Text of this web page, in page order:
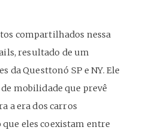
compartilhados nessa
resultado de um
da Questtonó SP e NY. Ele
mobilidade que prevê
a era dos carros
eles coexistam entre